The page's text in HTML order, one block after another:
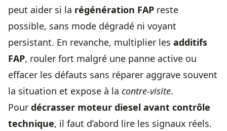
peut aider si la régénération FAP reste
possible, sans mode dégradé ni voyant
persistant. En revanche, multiplier les additifs
FAP, rouler fort malgré une panne active ou
effacer les défauts sans réparer aggrave souvent
la situation et expose à la contre-visite.
Pour décrasser moteur diesel avant contrôle
technique, il faut d’abord lire les signaux réels.